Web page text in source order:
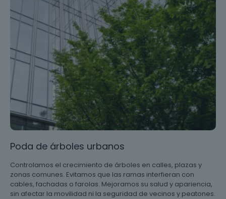
Poda de árboles urbanos
Controlamos el crecimiento de árboles en calles, plazas y
zonas comunes. Evitamos que las ramas interfieran con
cables, fachadas o farolas. Mejoramos su salud y apariencia,
sin afectar la movilidad ni la seguridad de vecinos y peatones.